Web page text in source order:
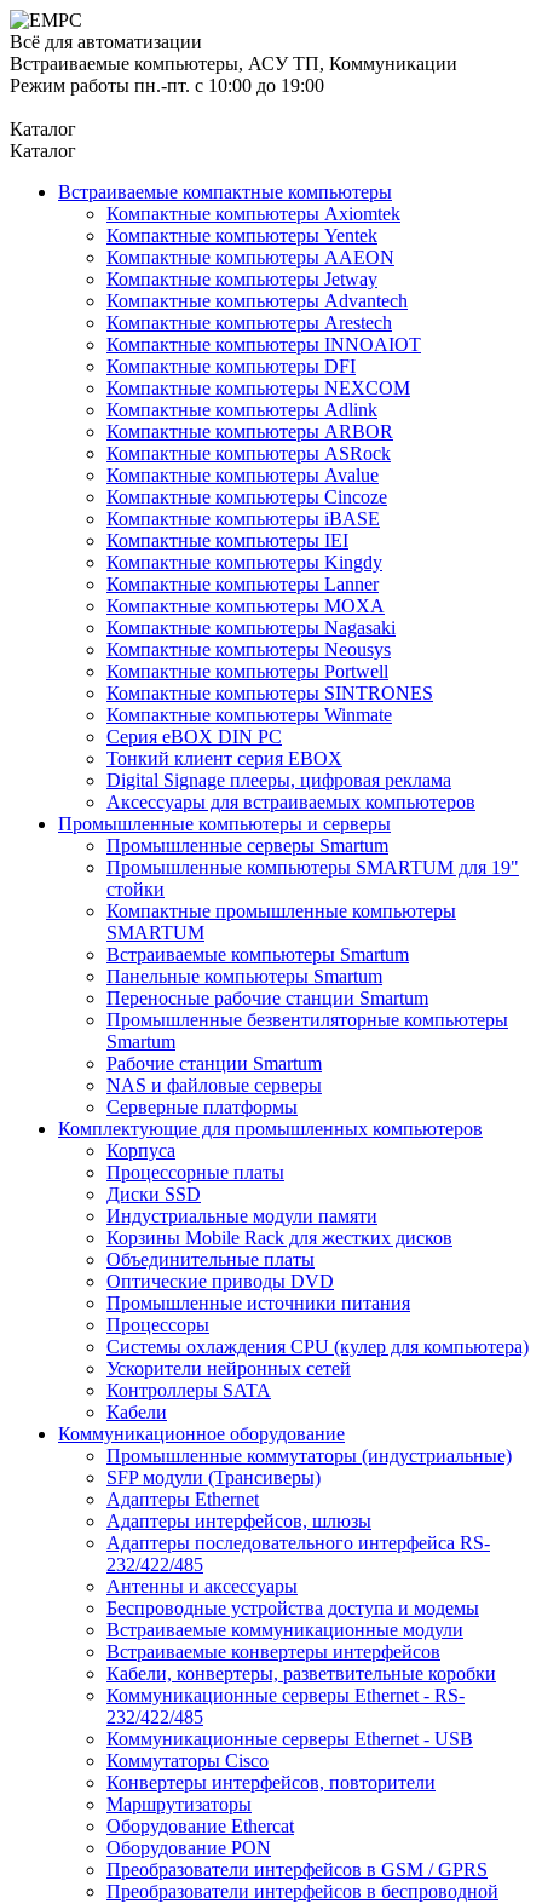
Всё для автоматизации
Встраиваемые компьютеры, АСУ ТП, Коммуникации
Режим работы пн.-пт. с 10:00 до 19:00
Каталог
Каталог
Встраиваемые компактные компьютеры
Компактные компьютеры Axiomtek
Компактные компьютеры Yentek
Компактные компьютеры AAEON
Компактные компьютеры Jetway
Компактные компьютеры Advantech
Компактные компьютеры Arestech
Компактные компьютеры INNOAIOT
Компактные компьютеры DFI
Компактные компьютеры NEXCOM
Компактные компьютеры Adlink
Компактные компьютеры ARBOR
Компактные компьютеры ASRock
Компактные компьютеры Avalue
Компактные компьютеры Cincoze
Компактные компьютеры iBASE
Компактные компьютеры IEI
Компактные компьютеры Kingdy
Компактные компьютеры Lanner
Компактные компьютеры MOXA
Компактные компьютеры Nagasaki
Компактные компьютеры Neousys
Компактные компьютеры Portwell
Компактные компьютеры SINTRONES
Компактные компьютеры Winmate
Серия eBOX DIN PC
Тонкий клиент серия EBOX
Digital Signage плееры, цифровая реклама
Аксессуары для встраиваемых компьютеров
Промышленные компьютеры и серверы
Промышленные серверы Smartum
Промышленные компьютеры SMARTUM для 19"
стойки
Компактные промышленные компьютеры
SMARTUM
Встраиваемые компьютеры Smartum
Панельные компьютеры Smartum
Переносные рабочие станции Smartum
Промышленные безвентиляторные компьютеры
Smartum
Рабочие станции Smartum
NAS и файловые серверы
Серверные платформы
Комплектующие для промышленных компьютеров
Корпуса
Процессорные платы
Диски SSD
Индустриальные модули памяти
Корзины Mobile Rack для жестких дисков
Объединительные платы
Оптические приводы DVD
Промышленные источники питания
Процессоры
Системы охлаждения CPU (кулер для компьютера)
Ускорители нейронных сетей
Контроллеры SATA
Кабели
Коммуникационное оборудование
Промышленные коммутаторы (индустриальные)
SFP модули (Трансиверы)
Адаптеры Ethernet
Адаптеры интерфейсов, шлюзы
Адаптеры последовательного интерфейса RS-
232/422/485
Антенны и аксессуары
Беспроводные устройства доступа и модемы
Встраиваемые коммуникационные модули
Встраиваемые конвертеры интерфейсов
Кабели, конвертеры, разветвительные коробки
Коммуникационные серверы Ethernet - RS-
232/422/485
Коммуникационные серверы Ethernet - USB
Коммутаторы Cisco
Конвертеры интерфейсов, повторители
Маршрутизаторы
Оборудование Ethercat
Оборудование PON
Преобразователи интерфейсов в GSM / GPRS
Преобразователи интерфейсов в беспроводной